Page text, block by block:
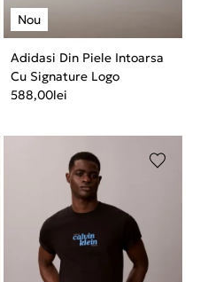
Adidasi Din Piele Intoarsa
Cu Signature Logo
588,00lei